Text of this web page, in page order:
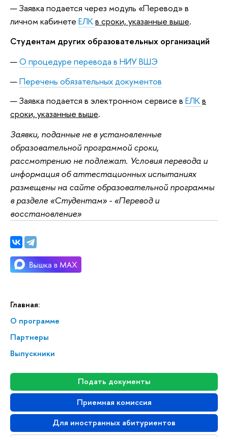
Главная:
О программе
Партнеры
Выпускники
Подать документы
Приемная комиссия
Для иностранных абитуриентов
Заявка подается через модуль «Перевод» в
личном кабинете ЕЛКв сроки, указанные выше.
Студентам других образовательных организаций
О процедуре перевода в НИУ ВШЭ
Перечень обязательных документов
Заявка подается в электронном сервисе в ЕЛКв
сроки, указанные выше.
Заявки, поданные не в установленные
образовательной программой сроки,
рассмотрению не подлежат. Условия перевода и
информация об аттестационных испытаниях
размещены на сайте образовательной программы
в разделе «Студентам» - «Перевод и
восстановление»